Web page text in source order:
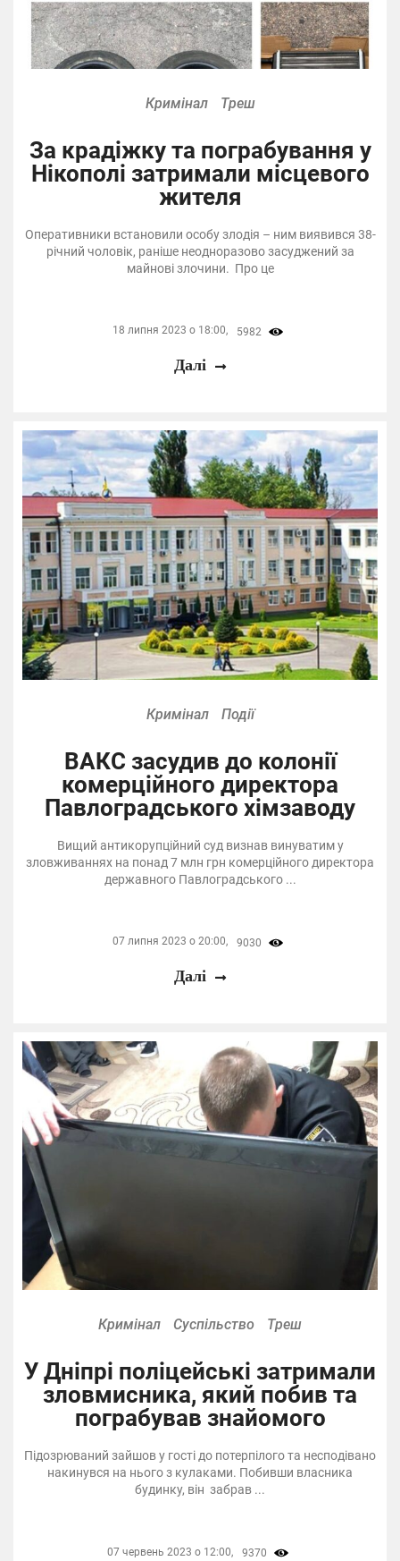
Кримінал Треш
За крадіжку та пограбування у
Нікополі затримали місцевого
жителя
Оперативники встановили особу злодія – ним виявився 38-
річний чоловік, раніше неодноразово засуджений за
майнові злочини. Про це
18 липня 2023 о 18:00, 5982
Далі
Кримінал Події
ВАКС засудив до колонії
комерційного директора
Павлоградського хімзаводу
Вищий антикорупційний суд визнав винуватим у
зловживаннях на понад 7 млн грн комерційного директора
державного Павлоградського ...
07 липня 2023 о 20:00, 9030
Далі
Кримінал Суспільство Треш
У Дніпрі поліцейські затримали
зловмисника, який побив та
пограбував знайомого
Підозрюваний зайшов у гості до потерпілого та несподівано
накинувся на нього з кулаками. Побивши власника
будинку, він забрав ...
07 червень 2023 о 12:00, 9370